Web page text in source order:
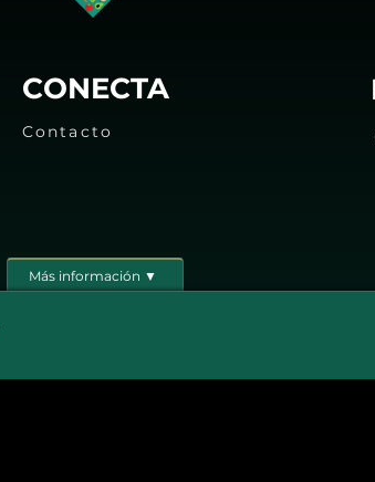
CONECTA
Contacto
Más información ▼